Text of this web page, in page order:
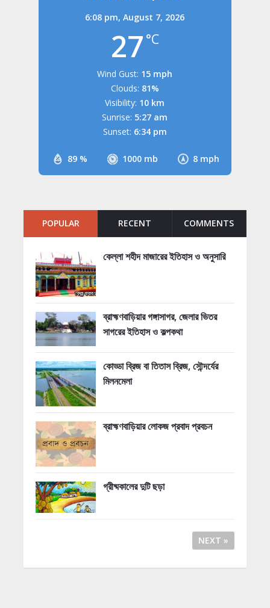
6:08 pm,August 7, 2026
27 °C
89 % 1000 mb 8 mph
Wind Gust: 15 mph
Clouds: 81%
Visibility: 10 km
Sunrise: 5:27 am
Sunset: 6:34 pm
POPULAR RECENT COMMENTS
কেল্লা শহীদ মাজারের ইতিহাস ও অনুসারি
ব্রাহ্মণবাড়িয়ার গঙ্গাসাগর, জেলার ভিতর
সাগরের ইতিহাস ও কল্পকথা
কোড্ডা ব্রিজ বা তিতাস ব্রিজ, সৌন্দর্যের
মিলনমেলা
ব্রাহ্মণবাড়িয়ার লোকজ প্রবাদ প্রবচন
গ্রীষ্মকালের দুটি ছড়া
NEXT »